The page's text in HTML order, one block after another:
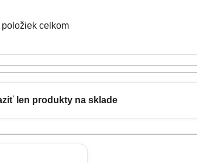
položiek celkom
len produkty na sklade